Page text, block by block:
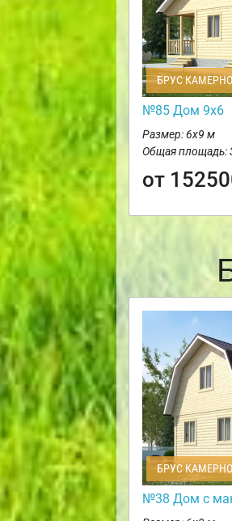
БРУС
№85 Дом 9х6
Размер: 6х9 м
Общая площадь:
от
БРУС
№38 Дом с